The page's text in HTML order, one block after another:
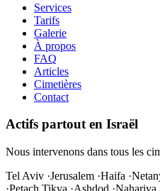
Services
Tarifs
Galerie
À propos
FAQ
Articles
Cimetières
Contact
Actifs partout en Israël
Nous intervenons dans tous les
Tel Aviv ·Jerusalem ·Haifa ·
·Petach Tikva ·Ashdod ·Nahariya